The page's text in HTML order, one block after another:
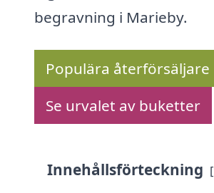
begravning i Marieby.
Populära återförsäljare
Se urvalet av buketter
Innehållsförteckning